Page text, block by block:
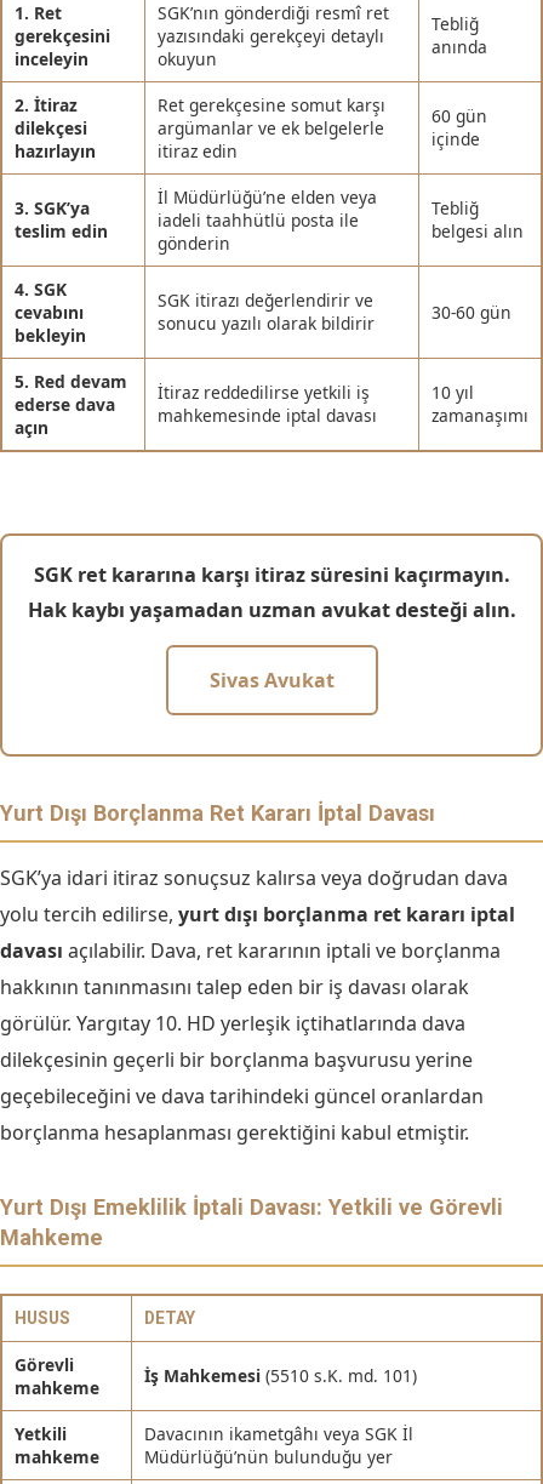
1. Ret
gerekçesini
inceleyin
SGK’nın gönderdiği resmî ret
yazısındaki gerekçeyi detaylı
okuyun
Tebliğ
anında
2. İtiraz
dilekçesi
hazırlayın
Ret gerekçesine somut karşı
argümanlar ve ek belgelerle
itiraz edin
60 gün
içinde
3. SGK’ya
teslim edin
İl Müdürlüğü’ne elden veya
iadeli taahhütlü posta ile
gönderin
Tebliğ
belgesi alın
4. SGK
cevabını
bekleyin
SGK itirazı değerlendirir ve
sonucu yazılı olarak bildirir
30-60 gün
5. Red devam
ederse dava
açın
İtiraz reddedilirse yetkili iş
mahkemesinde iptal davası
10 yıl
zamanaşımı
SGK ret kararına karşı itiraz süresini kaçırmayın.
Hak kaybı yaşamadan uzman avukat desteği alın.
Sivas Avukat
Yurt Dışı Borçlanma Ret Kararı İptal Davası
SGK’ya idari itiraz sonuçsuz kalırsa veya doğrudan dava
yolu tercih edilirse, yurt dışı borçlanma ret kararı iptal
davası açılabilir. Dava, ret kararının iptali ve borçlanma
hakkının tanınmasını talep eden bir iş davası olarak
görülür. Yargıtay 10. HD yerleşik içtihatlarında dava
dilekçesinin geçerli bir borçlanma başvurusu yerine
geçebileceğini ve dava tarihindeki güncel oranlardan
borçlanma hesaplanması gerektiğini kabul etmiştir.
Yurt Dışı Emeklilik İptali Davası: Yetkili ve Görevli
Mahkeme
HUSUS DETAY
Görevli
mahkeme
İş Mahkemesi (5510 s.K. md. 101)
Yetkili
mahkeme
Davacının ikametgâhı veya SGK İl
Müdürlüğü’nün bulunduğu yer